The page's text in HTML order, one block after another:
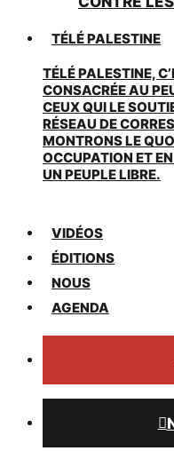
TÉLÉ PALESTINE
TÉLÉ PALESTINE,
CONSACRÉE AU
CEUX QUI LE
RÉSEAU DE
MONTRONS LE
OCCUPATION ET
UN PEUPLE LIBRE.
VIDÉOS
ÉDITIONS
NOUS
AGENDA